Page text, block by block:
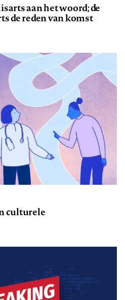
aan het woord; de
de reden van komst
culturele